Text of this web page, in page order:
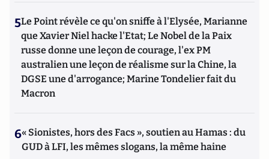
5Le Point révèle ce qu'on sniffe à l'Elysée, Marianne
que Xavier Niel hacke l'Etat; Le Nobel de la Paix
russe donne une leçon de courage, l'ex PM
australien une leçon de réalisme sur la Chine, la
DGSE une d'arrogance; Marine Tondelier fait du
Macron
6« Sionistes, hors des Facs », soutien au Hamas : du
GUD à LFI, les mêmes slogans, la même haine